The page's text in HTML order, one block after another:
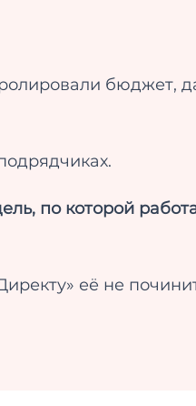
бюджет,
по которой
её не